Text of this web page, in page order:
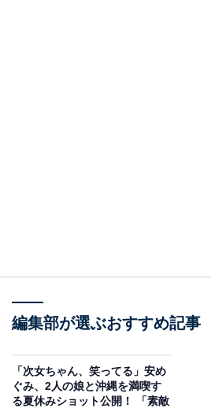
編集部が選ぶおすすめ記事
「次女ちゃん、笑ってる」安め
ぐみ、2人の娘と沖縄を満喫す
る夏休みショット公開！ 「素敵